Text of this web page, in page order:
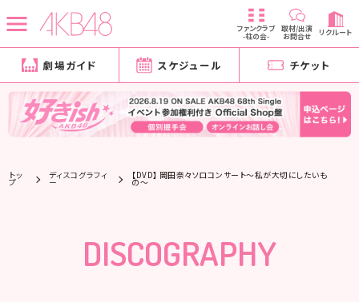
ファンクラブ
-柱の会-
取材/出演
お問合せ リクルート
劇場ガイド スケジュール チケット
トッ
プ
ディスコグラフィ
ー
【DVD】 岡田奈々ソロコンサート～私が大切にしたいも
の～
DISCOGRAPHY